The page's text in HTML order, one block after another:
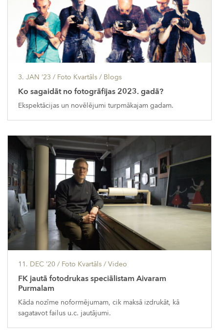
3. JAN ’23 / Foto Kvartāls / Blogs
Ko sagaidāt no fotogrāfijas 2023. gadā?
Ekspektācijas un novēlējumi turpmākajam gadam.
11. DEC ’20 / Foto Kvartāls / Video
FK jautā fotodrukas speciālistam Aivaram
Purmalam
Kāda nozīme noformējumam, cik maksā izdrukāt, kā
sagatavot failus u.c. jautājumi.